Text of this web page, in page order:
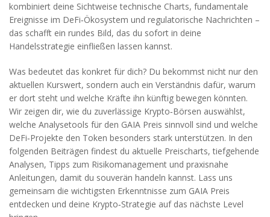
kombiniert deine Sichtweise technische Charts, fundamentale
Ereignisse im DeFi‑Ökosystem und regulatorische Nachrichten –
das schafft ein rundes Bild, das du sofort in deine
Handelsstrategie einfließen lassen kannst.
Was bedeutet das konkret für dich? Du bekommst nicht nur den
aktuellen Kurswert, sondern auch ein Verständnis dafür, warum
er dort steht und welche Kräfte ihn künftig bewegen könnten.
Wir zeigen dir, wie du zuverlässige Krypto‑Börsen auswählst,
welche Analysetools für den GAIA Preis sinnvoll sind und welche
DeFi‑Projekte den Token besonders stark unterstützen. In den
folgenden Beiträgen findest du aktuelle Preischarts, tiefgehende
Analysen, Tipps zum Risikomanagement und praxisnahe
Anleitungen, damit du souverän handeln kannst. Lass uns
gemeinsam die wichtigsten Erkenntnisse zum GAIA Preis
entdecken und deine Krypto‑Strategie auf das nächste Level